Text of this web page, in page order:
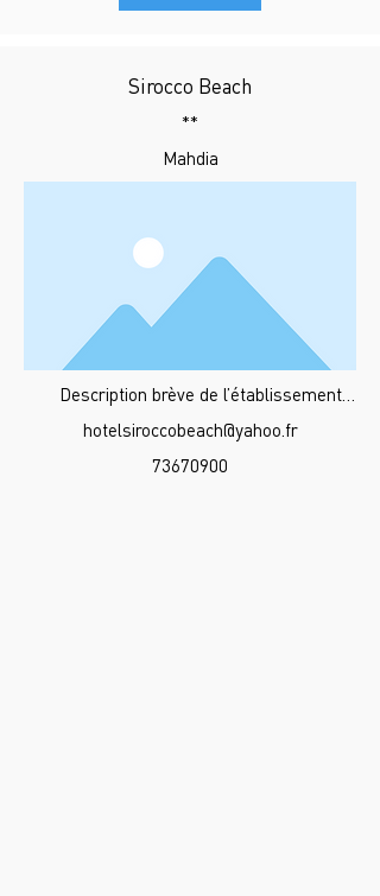
Sirocco Beach
**
Mahdia
Description brève de l’établissement…
hotelsiroccobeach@yahoo.fr
73670900